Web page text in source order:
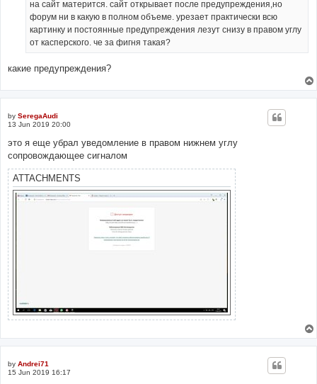
на сайт матерится. сайт открывает после предупреждения,но
форум ни в какую в полном объеме. урезает практически всю
картинку и постоянные предупреждения лезут снизу в правом углу
от касперского. че за фигня такая?
какие предупреждения?
by SeregaAudi
13 Jun 2019 20:00
это я еще убрал уведомление в правом нижнем углу
сопровождающее сигналом
ATTACHMENTS
by Andrei71
15 Jun 2019 16:17